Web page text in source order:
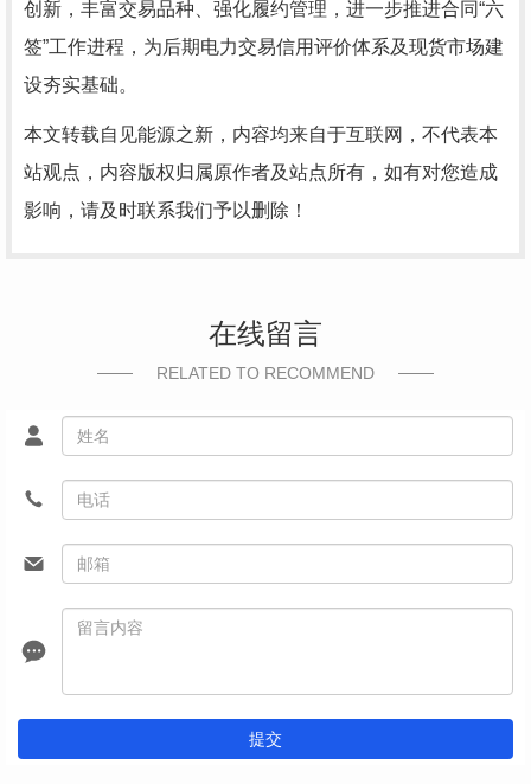
创新，丰富交易品种、强化履约管理，进一步推进合同“六
签”工作进程，为后期电力交易信用评价体系及现货市场建
设夯实基础。
本文转载自见能源之新，内容均来自于互联网，不代表本
站观点，内容版权归属原作者及站点所有，如有对您造成
影响，请及时联系我们予以删除！
在线留言
RELATED TO RECOMMEND
提交